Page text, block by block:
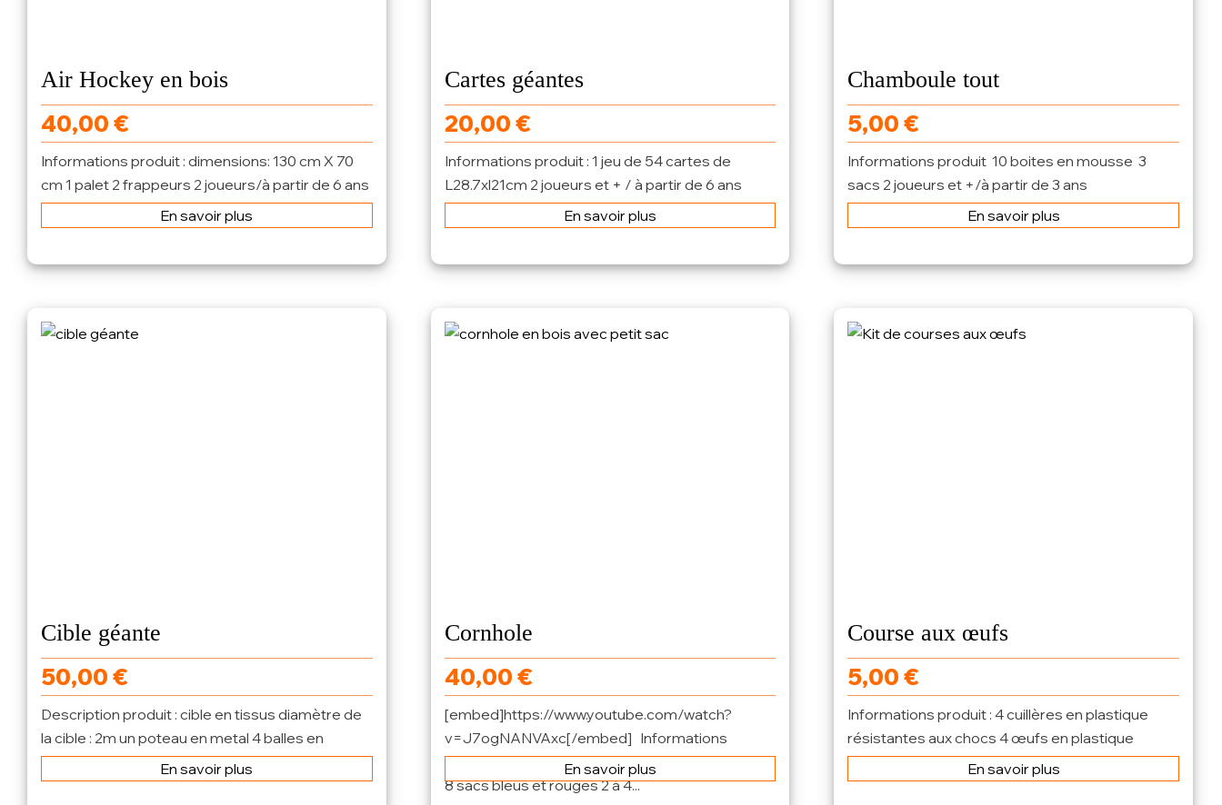
Air Hockey en bois
40,00€
Informations produit : dimensions: 130 cm X 70
cm 1 palet 2 frappeurs 2 joueurs/à partir de 6 ans
En savoir plus
Cartes géantes
20,00€
Informations produit : 1 jeu de 54 cartes de
L28.7xl21cm 2 joueurs et + / à partir de 6 ans
En savoir plus
Chamboule tout
5,00€
Informations produit 10 boites en mousse 3
sacs 2 joueurs et +/à partir de 3 ans
En savoir plus
Cible géante
50,00€
Description produit : cible en tissus diamètre de
la cible : 2m un poteau en metal 4 balles en
scrach
En savoir plus
Cornhole
40,00€
[embed]https://www.youtube.com/watch?
v=J7ogNANVAxc[/embed] Informations
produit : jeu fourni avec 2 planches de cornhole,
8 sacs bleus et rouges 2 à 4...
En savoir plus
Course aux œufs
5,00€
Informations produit : 4 cuillères en plastique
résistantes aux chocs 4 œufs en plastique
longueur cuillère 18.5 cm Ø œuf...
En savoir plus